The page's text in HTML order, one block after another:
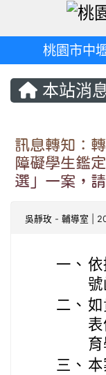
桃園市中
本站消
訊息轉知：
障礙學生鑑
選」一案，
吳靜玫 - 輔導室 |
一、 依
號
二、
三、